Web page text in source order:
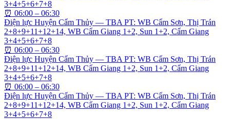
3+4+5+6+7+8
⏰ 06:00 – 06:30
Điện lực Huyện Cẩm Thủy — TBA PT: WB Cẩm Sơn, Thị Trán
2+8+9+11+12+14, WB Cẩm Giang 1+2, Sun 1+2, Cẩm Giang
3+4+5+6+7+8
⏰ 06:00 – 06:30
Điện lực Huyện Cẩm Thủy — TBA PT: WB Cẩm Sơn, Thị Trán
2+8+9+11+12+14, WB Cẩm Giang 1+2, Sun 1+2, Cẩm Giang
3+4+5+6+7+8
⏰ 06:00 – 06:30
Điện lực Huyện Cẩm Thủy — TBA PT: WB Cẩm Sơn, Thị Trán
2+8+9+11+12+14, WB Cẩm Giang 1+2, Sun 1+2, Cẩm Giang
3+4+5+6+7+8